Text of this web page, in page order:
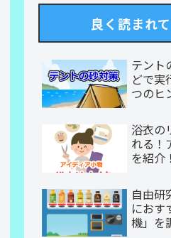
良く読まれ
テント
どで実
つのヒ
浴衣の
れる！
を紹介！
自由研
におす
機」を